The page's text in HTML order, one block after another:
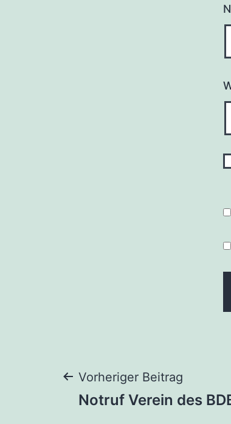
Vorheriger Beitrag
Notruf Verein des